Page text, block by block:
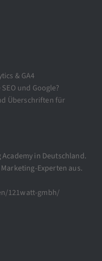
& GA4
und Google?
Überschriften für
in Deutschland.
Experten aus.
121watt-gmbh/